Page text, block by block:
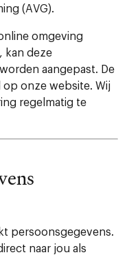
(AVG).
omgeving
kan deze
aangepast. De
op onze website. Wij
regelmatig te
persoonsgegevens.
naar jou als